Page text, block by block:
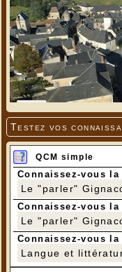
Testez vos
QCM simple
Connaissez-vous
Le "parler"
Connaissez-vous
Le "parler"
Connaissez-vous
Langue et